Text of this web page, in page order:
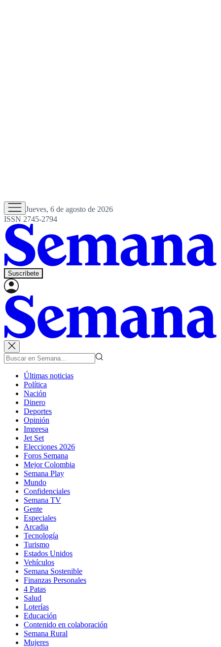
Jueves, 6 de agosto de 2026
ISSN 2745-2794
Suscríbete
Últimas noticias
Política
Nación
Dinero
Deportes
Opinión
Impresa
Jet Set
Elecciones 2026
Foros Semana
Mejor Colombia
Semana Play
Mundo
Confidenciales
Semana TV
Gente
Especiales
Arcadia
Tecnología
Turismo
Estados Unidos
Vehículos
Semana Sostenible
Finanzas Personales
4 Patas
Salud
Loterías
Educación
Contenido en colaboración
Semana Rural
Mujeres